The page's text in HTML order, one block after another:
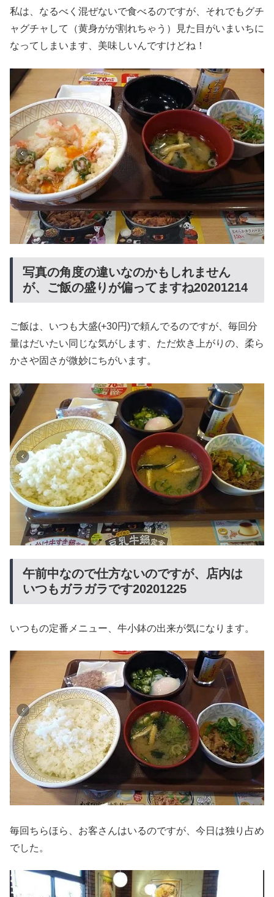
私は、なるべく混ぜないで食べるのですが、それでもグチ
ャグチャして（黄身がが割れちゃう）見た目がいまいちに
なってしまいます、美味しいんですけどね！
写真の角度の違いなのかもしれません
が、ご飯の盛りが偏ってますね20201214
ご飯は、いつも大盛(+30円)で頼んでるのですが、毎回分
量はだいたい同じな気がします、ただ炊き上がりの、柔ら
かさや固さが微妙にちがいます。
午前中なので仕方ないのですが、店内は
いつもガラガラです20201225
いつもの定番メニュー、牛小鉢の出来が気になります。
毎回ちらほら、お客さんはいるのですが、今日は独り占め
でした。